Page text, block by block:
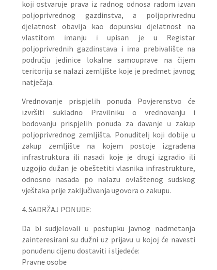
koji ostvaruje prava iz radnog odnosa radom izvan
poljoprivrednog gazdinstva, a poljoprivrednu
djelatnost obavlja kao dopunsku djelatnost na
vlastitom imanju i upisan je u Registar
poljoprivrednih gazdinstava i ima prebivalište na
području jedinice lokalne samouprave na čijem
teritoriju se nalazi zemljište koje je predmet javnog
natječaja.
Vrednovanje prispjelih ponuda Povjerenstvo će
izvršiti sukladno Pravilniku o vrednovanju i
bodovanju prispjelih ponuda za davanje u zakup
poljoprivrednog zemljišta. Ponuditelj koji dobije u
zakup zemljište na kojem postoje izgrađena
infrastruktura ili nasadi koje je drugi izgradio ili
uzgojio dužan je obeštetiti vlasnika infrastrukture,
odnosno nasada po nalazu ovlaštenog sudskog
vještaka prije zaključivanja ugovora o zakupu.
4. SADRŽAJ PONUDE:
Da bi sudjelovali u postupku javnog nadmetanja
zainteresirani su dužni uz prijavu u kojoj će navesti
ponuđenu cijenu dostaviti i sljedeće:
Pravne osobe